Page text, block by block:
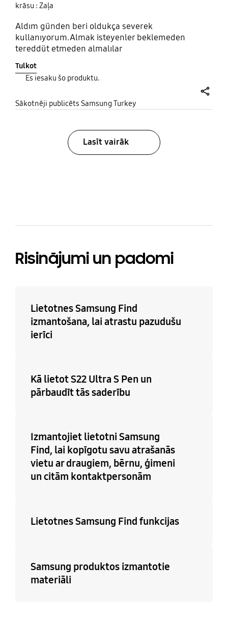
krāsu : Zaļa
Aldım günden beri oldukça severek
kullanıyorum.Almak isteyenler beklemeden
tereddüt etmeden almalılar
Tulkot
Es iesaku šo produktu.
Sākotnēji publicēts Samsung Turkey
Lasīt vairāk
Risinājumi un padomi
Lietotnes Samsung Find
izmantošana, lai atrastu pazudušu
ierīci
Kā lietot S22 Ultra S Pen un
pārbaudīt tās saderību
Izmantojiet lietotni Samsung
Find, lai kopīgotu savu atrašanās
vietu ar draugiem, bērnu, ģimeni
un citām kontaktpersonām
Lietotnes Samsung Find funkcijas
Samsung produktos izmantotie
materiāli